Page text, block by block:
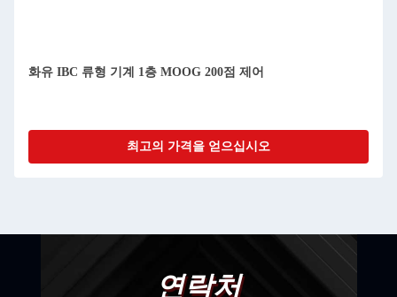
화유 IBC 류형 기계 1층 MOOG 200점 제어
최고의 가격을 얻으십시오
연락처